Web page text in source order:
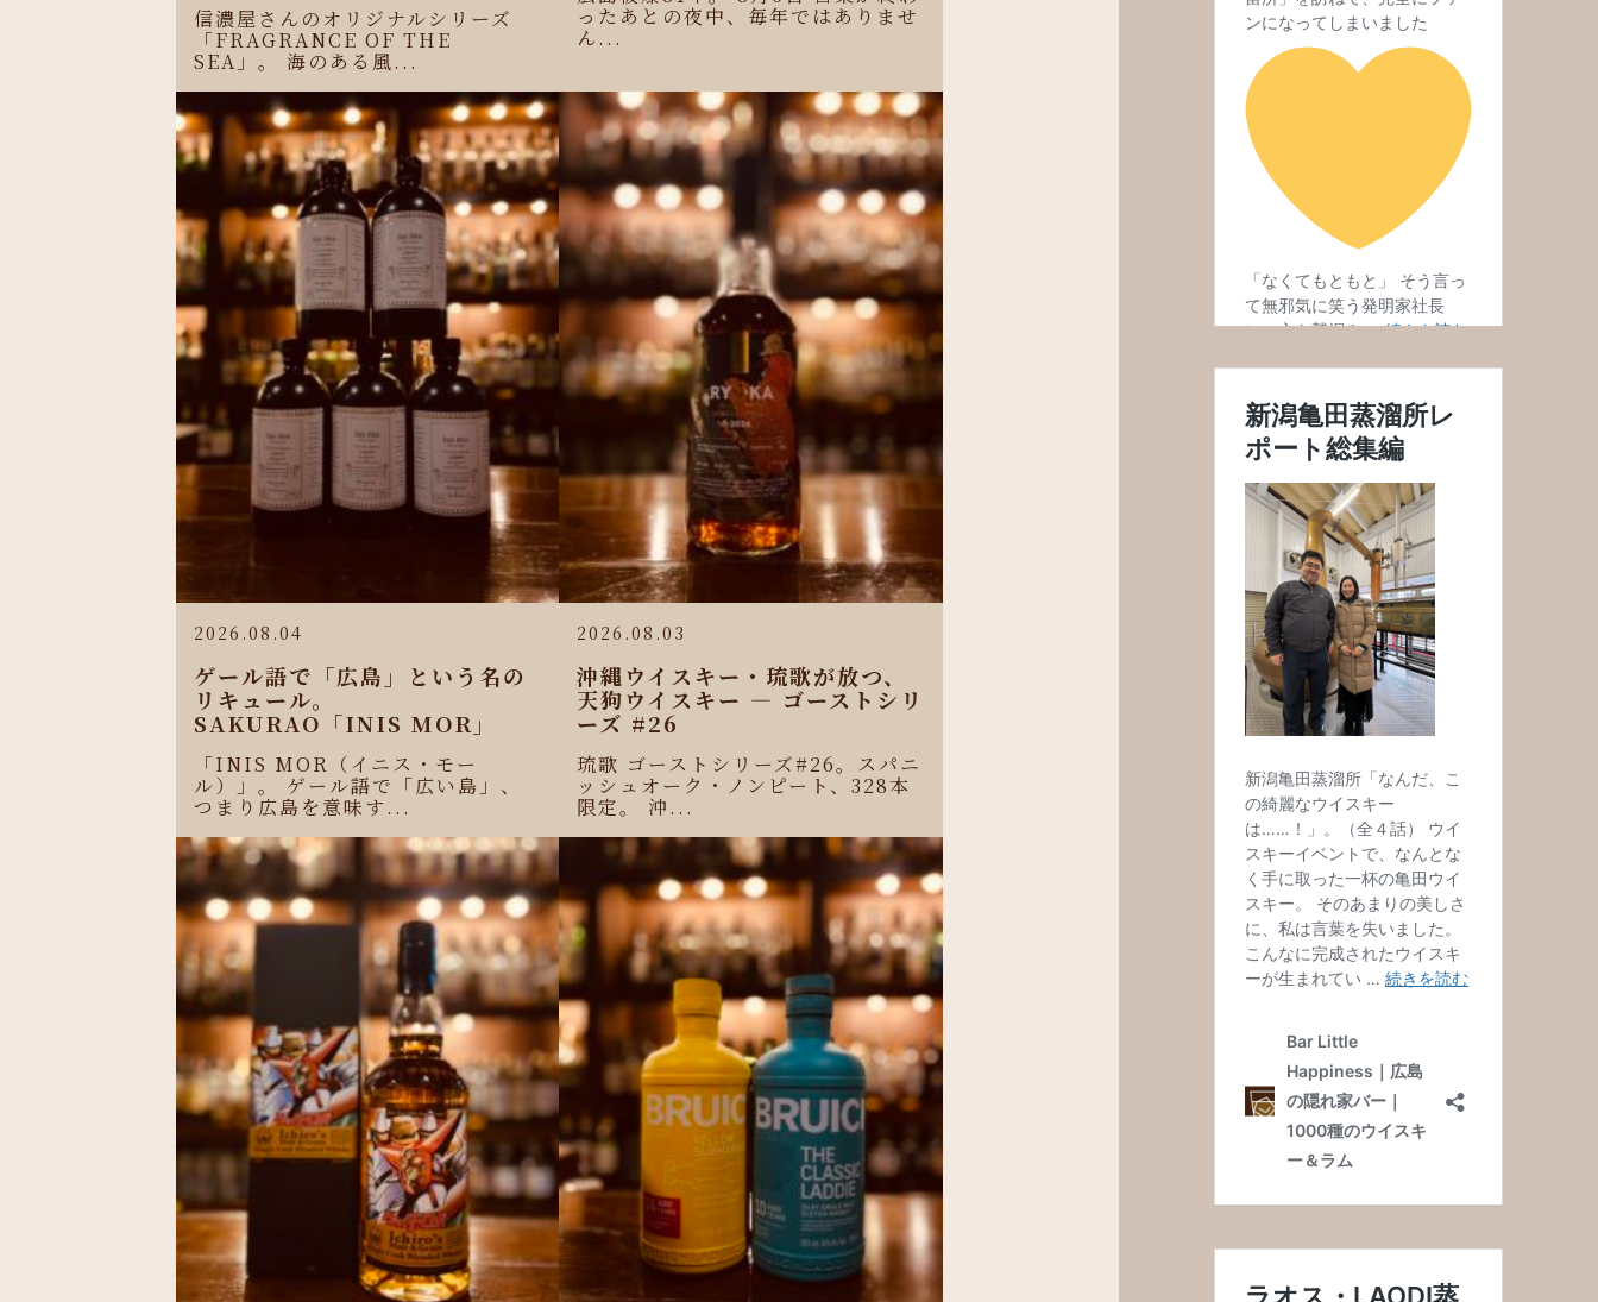
信濃屋さんのオリジナルシリーズ
「FRAGRANCE OF THE
SEA」。 海のある風...
ったあとの夜中、毎年ではありませ
ん...
2026.08.04
ゲール語で「広島」という名の
リキュール。
SAKURAO「INIS MOR」
「INIS MOR（イニス・モー
ル）」。 ゲール語で「広い島」、
つまり広島を意味す...
2026.08.03
沖縄ウイスキー・琉歌が放つ、
天狗ウイスキー ― ゴーストシリ
ーズ #26
琉歌 ゴーストシリーズ#26。スパニ
ッシュオーク・ノンピート、328本
限定。 沖...